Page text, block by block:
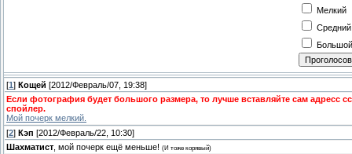
Мелкий
Средний
Большой
[1 ] Кощей [2012/Февраль/07, 19:38]
Если фотография будет большого размера, то лучше вставляйте сам
спойлер.
Мой почерк мелкий.
[2] Кэп [2012/Февраль/22, 10:30]
Шахматист , мой почерк ещё меньше! (И тоже корявый)